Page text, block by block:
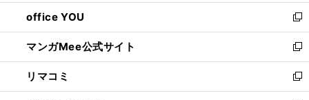
く
ウ
で
開
く
ウ
ィ
ン
ド
ウ
で
開
し
い
ウ
ィ
ン
ド
ウ
office YOU
新
し
い
ウ
ィ
ン
マンガMee公式サイト
新
し
い
ウ
リマコミ
新
し